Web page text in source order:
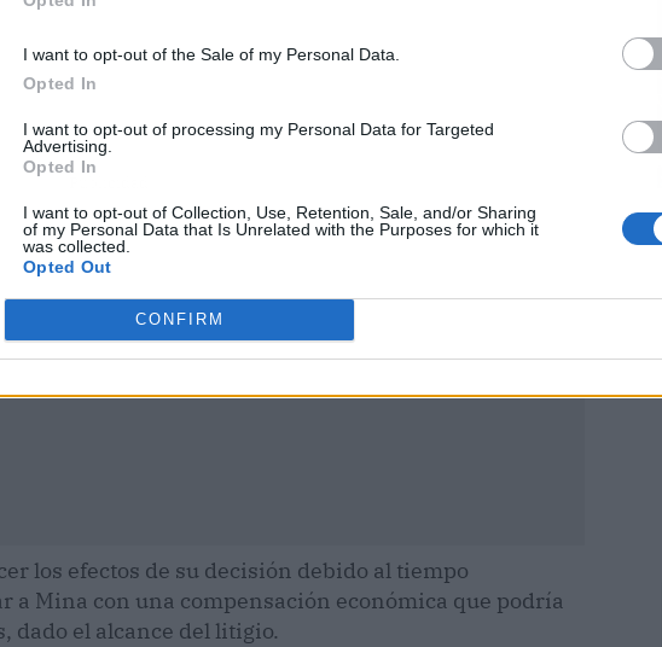
I want to opt-out of the Sale of my Personal Data.
Opted In
I want to opt-out of processing my Personal Data for Targeted
Advertising.
Opted In
I want to opt-out of Collection, Use, Retention, Sale, and/or Sharing
of my Personal Data that Is Unrelated with the Purposes for which it
was collected.
Opted Out
CONFIRM
los efectos de su decisión debido al tiempo
Mina con una compensación económica que podría
dado el alcance del litigio.